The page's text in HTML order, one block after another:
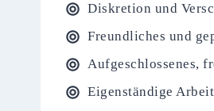
Diskretion und
Freundliches und
Aufgeschlossenes,
Eigenständige